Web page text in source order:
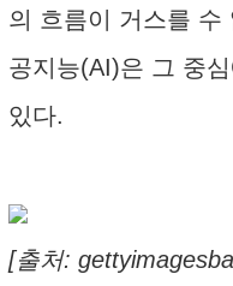
의 흐름이 거스를 수
공지능(AI)은 그 중
있다.
[출처: